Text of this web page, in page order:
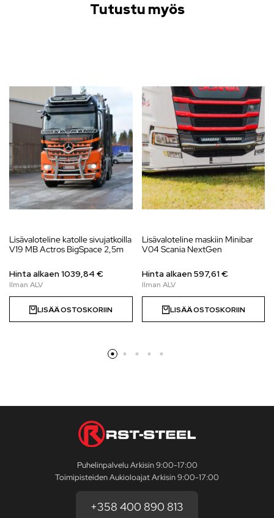
Tutustu myös
Lisävaloteline katolle sivujatkoilla
V19 MB Actros BigSpace 2,5m
Hinta alkaen1039,84 €
LISÄÄ OSTOSKORIIN
Lisävaloteline maskiin Minibar
V04 Scania NextGen
Hinta alkaen597,61€
LISÄÄ OSTOSKORIIN
Puhelinpalvelu Arkisin 9:00-17:00
Toimipisteiden Aukioloajat Arkisin 9:00-17:00
+358 400 890 813